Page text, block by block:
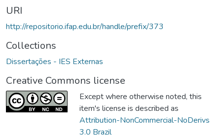
URI
http://repositorio.ifap.edu.br/handle/prefix/373
Collections
Dissertações - IES Externas
Creative Commons license
Except where otherwise noted, this
item's license is described as
Attribution-NonCommercial-NoDerivs
3.0 Brazil